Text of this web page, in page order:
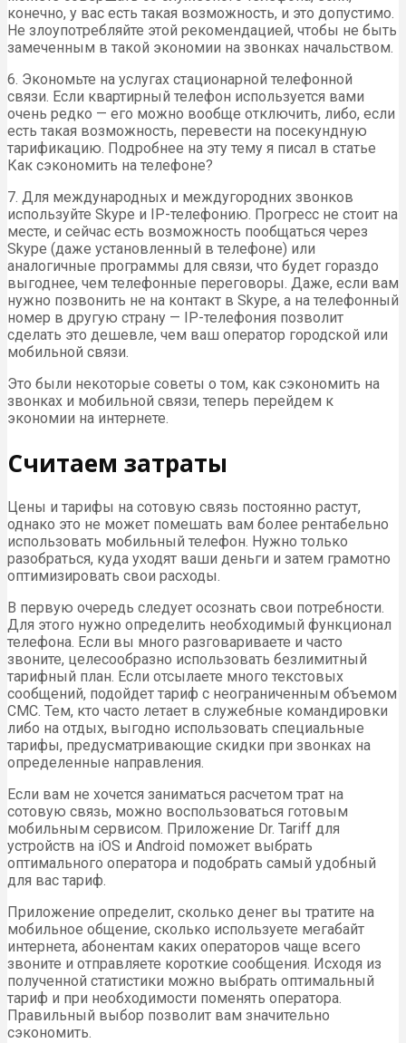
конечно, у вас есть такая возможность, и это допустимо.
Не злоупотребляйте этой рекомендацией, чтобы не быть
замеченным в такой экономии на звонках начальством.
6. Экономьте на услугах стационарной телефонной
связи. Если квартирный телефон используется вами
очень редко — его можно вообще отключить, либо, если
есть такая возможность, перевести на посекундную
тарификацию. Подробнее на эту тему я писал в статье
Как сэкономить на телефоне?
7. Для международных и междугородних звонков
используйте Skype и IP-телефонию. Прогресс не стоит на
месте, и сейчас есть возможность пообщаться через
Skype (даже установленный в телефоне) или
аналогичные программы для связи, что будет гораздо
выгоднее, чем телефонные переговоры. Даже, если вам
нужно позвонить не на контакт в Skype, а на телефонный
номер в другую страну — IP-телефония позволит
сделать это дешевле, чем ваш оператор городской или
мобильной связи.
Это были некоторые советы о том, как сэкономить на
звонках и мобильной связи, теперь перейдем к
экономии на интернете.
Считаем затраты
Цены и тарифы на сотовую связь постоянно растут,
однако это не может помешать вам более рентабельно
использовать мобильный телефон. Нужно только
разобраться, куда уходят ваши деньги и затем грамотно
оптимизировать свои расходы.
В первую очередь следует осознать свои потребности.
Для этого нужно определить необходимый функционал
телефона. Если вы много разговариваете и часто
звоните, целесообразно использовать безлимитный
тарифный план. Если отсылаете много текстовых
сообщений, подойдет тариф с неограниченным объемом
СМС. Тем, кто часто летает в служебные командировки
либо на отдых, выгодно использовать специальные
тарифы, предусматривающие скидки при звонках на
определенные направления.
Если вам не хочется заниматься расчетом трат на
сотовую связь, можно воспользоваться готовым
мобильным сервисом. Приложение Dr. Tariff для
устройств на iOS и Android поможет выбрать
оптимального оператора и подобрать самый удобный
для вас тариф.
Приложение определит, сколько денег вы тратите на
мобильное общение, сколько используете мегабайт
интернета, абонентам каких операторов чаще всего
звоните и отправляете короткие сообщения. Исходя из
полученной статистики можно выбрать оптимальный
тариф и при необходимости поменять оператора.
Правильный выбор позволит вам значительно
сэкономить.